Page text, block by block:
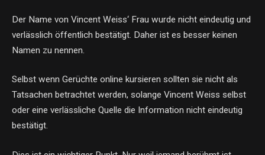
Der Name von Vincent Weiss‘ Frau wurde nicht eindeutig und
verlässlich öffentlich bestätigt. Daher ist es besser keinen
Namen zu nennen.
Selbst wenn Gerüchte online kursieren sollten sie nicht als
Tatsachen betrachtet werden, solange Vincent Weiss selbst
oder eine verlässliche Quelle die Information nicht eindeutig
bestätigt.